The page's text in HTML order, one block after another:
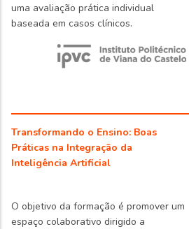
uma avaliação prática individual
baseada em casos clínicos.
Transformando o Ensino: Boas
Práticas na Integração da
Inteligência Artificial
O objetivo da formação é promover um
espaço colaborativo dirigido a